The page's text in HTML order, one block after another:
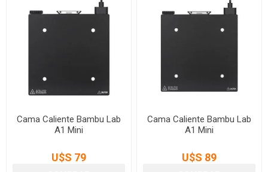
Cama Caliente Bambu Lab
A1 Mini
U$S 79
Cama Caliente Bambu Lab
A1 Mini
U$S 89